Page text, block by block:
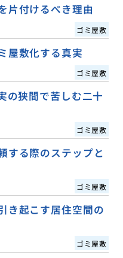
片付けるべき理由
ゴミ屋敷
屋敷化する真実
ゴミ屋敷
の狭間で苦しむ二十
ゴミ屋敷
する際のステップと
ゴミ屋敷
き起こす居住空間の
ゴミ屋敷